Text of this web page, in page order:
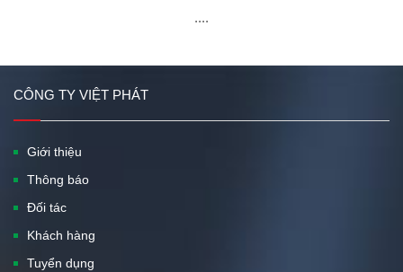
....
CÔNG TY VIỆT PHÁT
Giới thiệu
Thông báo
Đối tác
Khách hàng
Tuyển dụng